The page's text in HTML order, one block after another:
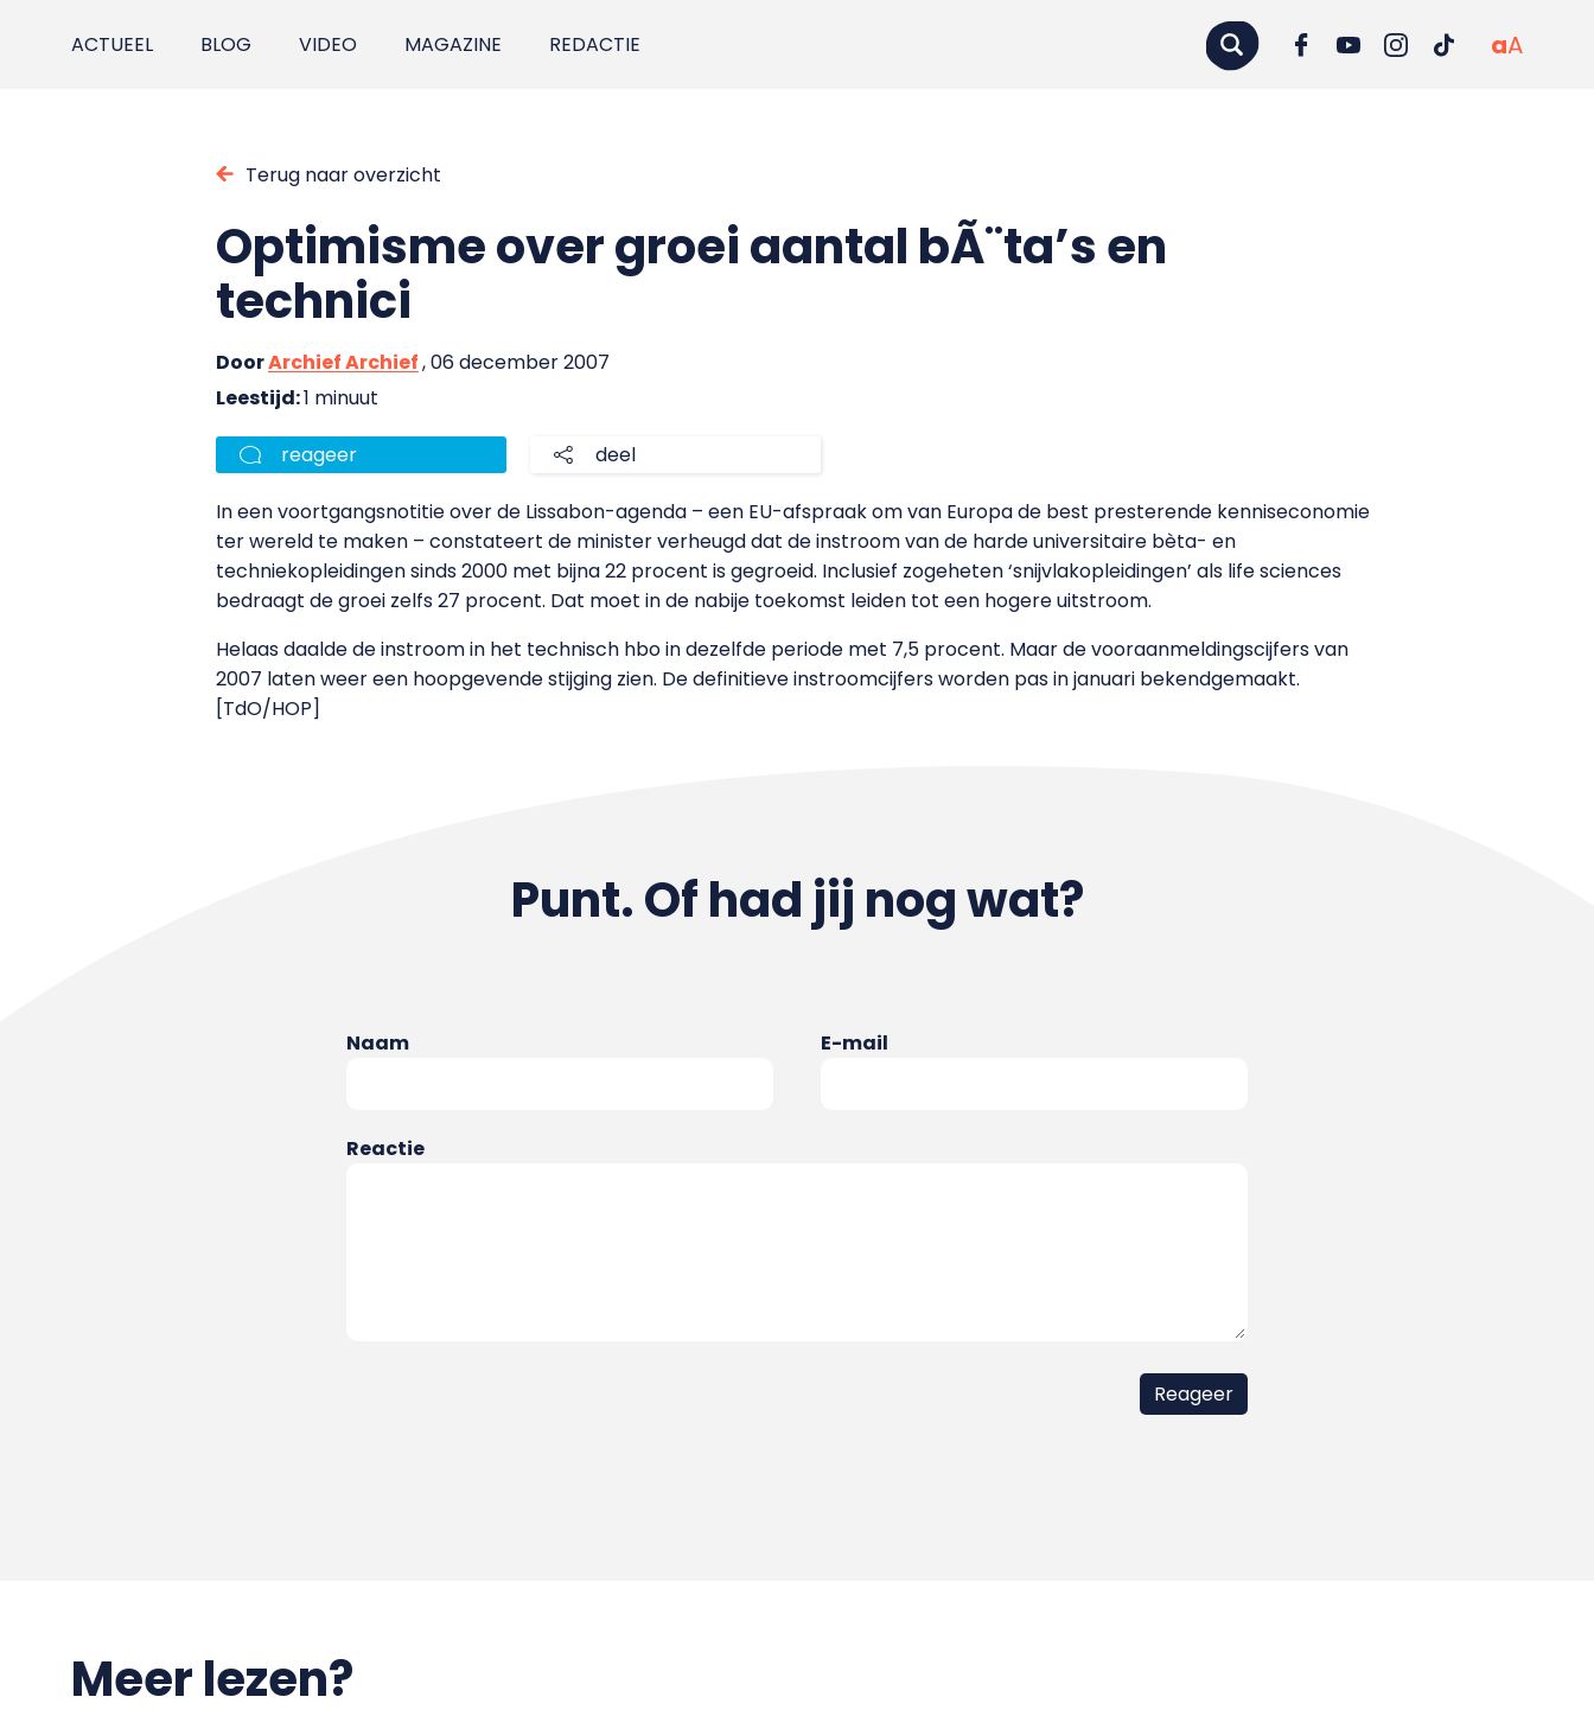
ACTUEEL BLOG VIDEO MAGAZINE REDACTIE aA
Terug naar overzicht
Optimisme over groei aantal bÃ¨ta’s en
technici
DoorArchief Archief, 06 december 2007
Leestijd:1 minuut
reageer deel
In een voortgangsnotitie over de Lissabon-agenda – een EU-afspraak om van Europa de best presterende kenniseconomie
ter wereld te maken – constateert de minister verheugd dat de instroom van de harde universitaire bèta- en
techniekopleidingen sinds 2000 met bijna 22 procent is gegroeid. Inclusief zogeheten ‘snijvlakopleidingen’ als life sciences
bedraagt de groei zelfs 27 procent. Dat moet in de nabije toekomst leiden tot een hogere uitstroom.
Helaas daalde de instroom in het technisch hbo in dezelfde periode met 7,5 procent. Maar de vooraanmeldingscijfers van
2007 laten weer een hoopgevende stijging zien. De definitieve instroomcijfers worden pas in januari bekendgemaakt.
[TdO/HOP]
Punt. Of had jij nog wat?
Naam E-mail
Reactie
Meer lezen?